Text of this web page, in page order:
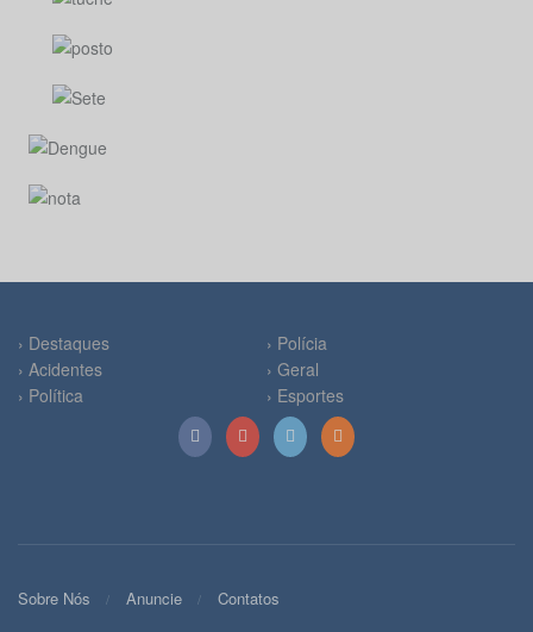
› Destaques
› Acidentes
› Política
› Polícia
› Geral
› Esportes
Sobre Nós Anuncie Contatos